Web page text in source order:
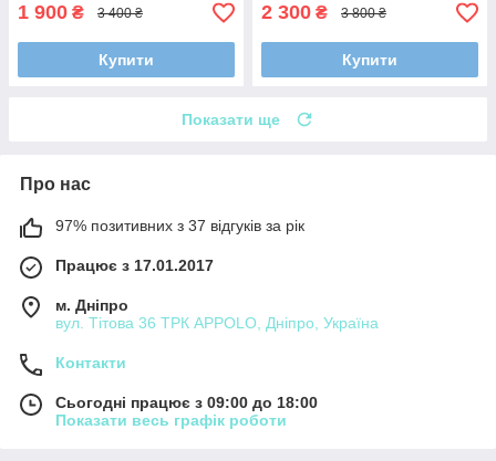
1 900 ₴ 3 400 ₴
Купити
2 300 ₴ 3 800 ₴
Купити
Показати ще
Про нас
97% позитивних з 37 відгуків за рік
Працює з 17.01.2017
м. Дніпро
вул. Тітова 36 ТРК APPOLO, Дніпро, Україна
Контакти
Сьогодні працює з 09:00 до 18:00
Показати весь графік роботи